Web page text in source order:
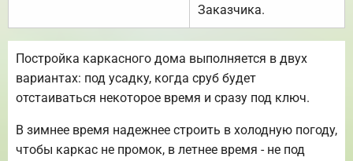
Заказчика.
Постройка каркасного дома выполняется в двух
вариантах: под усадку, когда сруб будет
отстаиваться некоторое время и сразу под ключ.
В зимнее время надежнее строить в холодную погоду,
чтобы каркас не промок, в летнее время - не под